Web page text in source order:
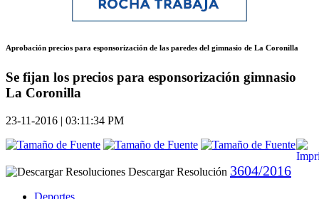
Aprobación precios para esponsorización de las paredes del gimnasio de La Coronilla
Se fijan los precios para esponsorización gimnasio
La Coronilla
23-11-2016 | 03:11:34 PM
Descargar Resolución 3604/2016
Deportes